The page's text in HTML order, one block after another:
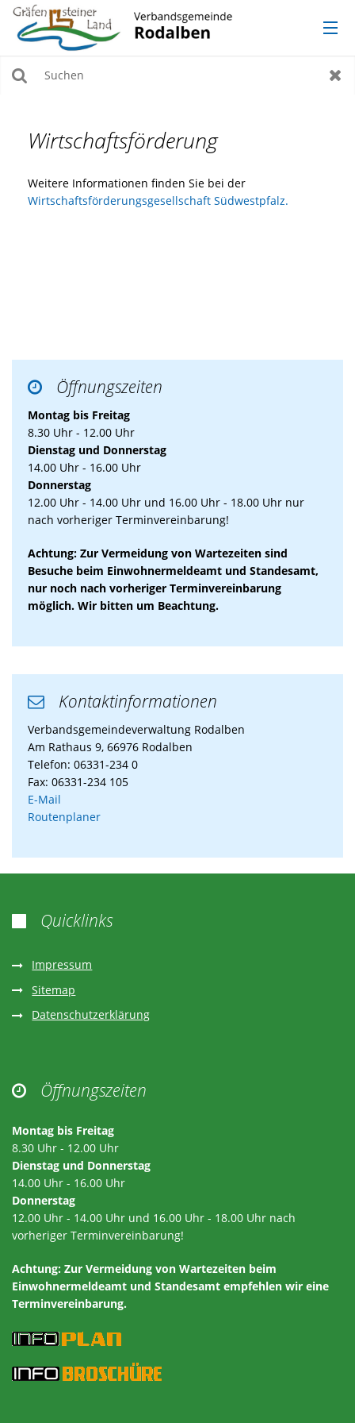
TOURISMUS, KULTUR & FREIZEIT
Wirtschaftsförderung
Weitere Informationen finden Sie bei der
Wirtschaftsförderungsgesellschaft Südwestpfalz.
 Öffnungszeiten
Montag bis Freitag
8.30 Uhr - 12.00 Uhr
Dienstag und Donnerstag
14.00 Uhr - 16.00 Uhr
Donnerstag
12.00 Uhr - 14.00 Uhr und 16.00 Uhr - 18.00 Uhr nur
nach vorheriger Terminvereinbarung!
Achtung: Zur Vermeidung von Wartezeiten sind
Besuche beim Einwohnermeldeamt und Standesamt,
nur noch nach vorheriger Terminvereinbarung
möglich. Wir bitten um Beachtung.
 Kontaktinformationen
Verbandsgemeindeverwaltung Rodalben
Am Rathaus 9, 66976 Rodalben
Telefon: 06331-234 0
Fax: 06331-234 105
E-Mail
Routenplaner
 Quicklinks
Impressum
Sitemap
Datenschutzerklärung
 Öffnungszeiten
Montag bis Freitag
8.30 Uhr - 12.00 Uhr
Dienstag und Donnerstag
14.00 Uhr - 16.00 Uhr
Donnerstag
12.00 Uhr - 14.00 Uhr und 16.00 Uhr - 18.00 Uhr nach
vorheriger Terminvereinbarung!
Achtung: Zur Vermeidung von Wartezeiten beim
Einwohnermeldeamt und Standesamt empfehlen wir eine
Terminvereinbarung.